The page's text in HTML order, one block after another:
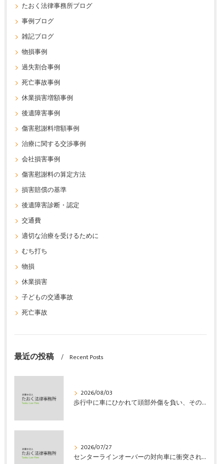
たおく法律事務所ブログ
事例ブログ
雑記ブログ
物損事例
過失割合事例
死亡事故事例
休業損害増額事例
後遺障害事例
傷害慰謝料増額事例
治療に関する交渉事例
会社損害事例
傷害慰謝料の算定方法
損害賠償の基準
後遺障害診断・認定
交通費
適切な治療を受けるために
むち打ち
物損
休業損害
子どもの交通事故
死亡事故
最近の投稿 Recent Posts
2026/08/03
歩行中に車にひかれて頭部外傷を負い、その４か月後に亡くなり、死亡部分も含めて裁判所の基準で損害賠償金を獲得した事案｜たおく法律事務所
2026/07/27
センターラインオーバーの対向車に衝突され、むち打ちを発症し、裁判所の基準で慰謝料などの損害賠償金を獲得した事案｜たおく法律事務所